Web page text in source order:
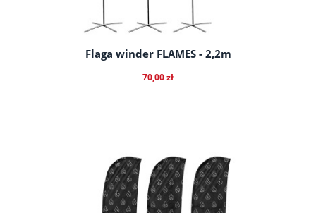
Flaga winder FLAMES - 2,2m
70,00 zł
do koszyka